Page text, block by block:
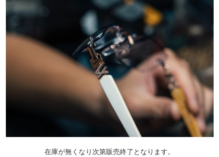
在庫が無くなり次第販売終了となります。